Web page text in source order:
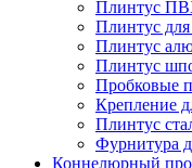
Плинтус
Плинтус
Плинтус
Плинтус
Пробковые
Крепление
Плинтус
Фурнитура
Коннелюрный